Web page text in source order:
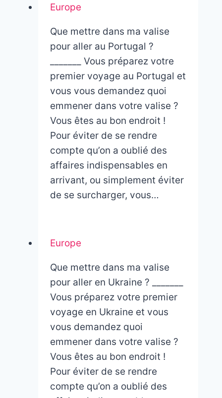
Europe
Que mettre dans ma valise
pour aller au Portugal ?
_______ Vous préparez votre
premier voyage au Portugal et
vous vous demandez quoi
emmener dans votre valise ?
Vous êtes au bon endroit !
Pour éviter de se rendre
compte qu’on a oublié des
affaires indispensables en
arrivant, ou simplement éviter
de se surcharger, vous…
Europe
Que mettre dans ma valise
pour aller en Ukraine ? _______
Vous préparez votre premier
voyage en Ukraine et vous
vous demandez quoi
emmener dans votre valise ?
Vous êtes au bon endroit !
Pour éviter de se rendre
compte qu’on a oublié des